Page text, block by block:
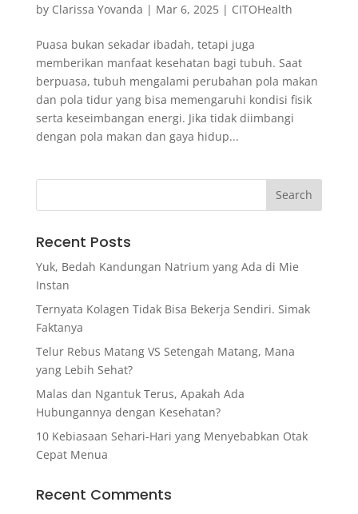
by Clarissa Yovanda | Mar 6, 2025| CITOHealth
Puasa bukan sekadar ibadah, tetapi juga
memberikan manfaat kesehatan bagi tubuh. Saat
berpuasa, tubuh mengalami perubahan pola makan
dan pola tidur yang bisa memengaruhi kondisi fisik
serta keseimbangan energi. Jika tidak diimbangi
dengan pola makan dan gaya hidup...
Recent Posts
Yuk, Bedah Kandungan Natrium yang Ada di Mie
Instan
Ternyata Kolagen Tidak Bisa Bekerja Sendiri. Simak
Faktanya
Telur Rebus Matang VS Setengah Matang, Mana
yang Lebih Sehat?
Malas dan Ngantuk Terus, Apakah Ada
Hubungannya dengan Kesehatan?
10 Kebiasaan Sehari-Hari yang Menyebabkan Otak
Cepat Menua
Recent Comments